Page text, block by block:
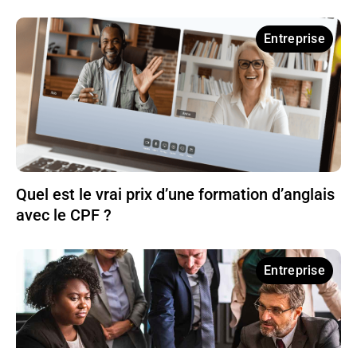
Entreprise
Quel est le vrai prix d’une formation d’anglais
avec le CPF ?
Entreprise